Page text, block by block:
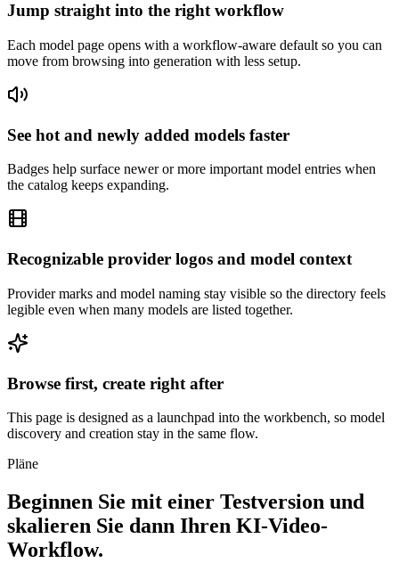
Jump straight into the right workflow
Each model page opens with a workflow-aware default so you can
move from browsing into generation with less setup.
See hot and newly added models faster
Badges help surface newer or more important model entries when
the catalog keeps expanding.
Recognizable provider logos and model context
Provider marks and model naming stay visible so the directory feels
legible even when many models are listed together.
Browse first, create right after
This page is designed as a launchpad into the workbench, so model
discovery and creation stay in the same flow.
Pläne
Beginnen Sie mit einer Testversion und
skalieren Sie dann Ihren KI-Video-
Workflow.